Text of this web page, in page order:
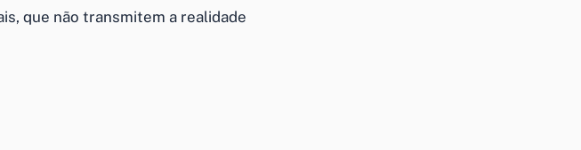
que não transmitem a realidade